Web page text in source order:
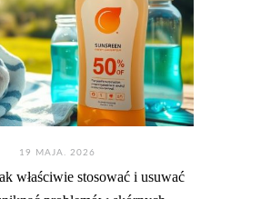
19 MAJA. 2026
właściwie stosować i usuwać